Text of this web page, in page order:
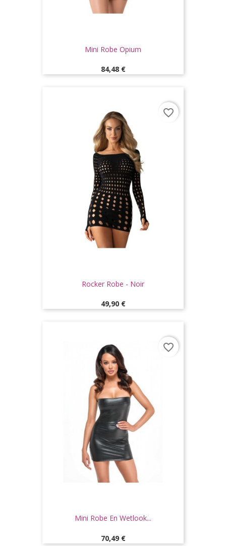
Mini Robe Opium
Prix
84,48 €
Rocker Robe - Noir
Prix
49,90 €
favorite_border
Mini Robe En Wetlook...
Prix
70,49 €
favorite_border